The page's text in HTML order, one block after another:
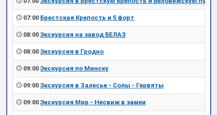
07:00 Брестская Крепость и 5 форт
08:00 Экскурсия на завод БЕЛАЗ
08:00 Экскурсия в Гродно
09:00 Экскурсия по Минску
09:00 Экскурсия в Залесье - Солы - Гервяты
09:00 Экскурсия Мир - Несвиж в замки